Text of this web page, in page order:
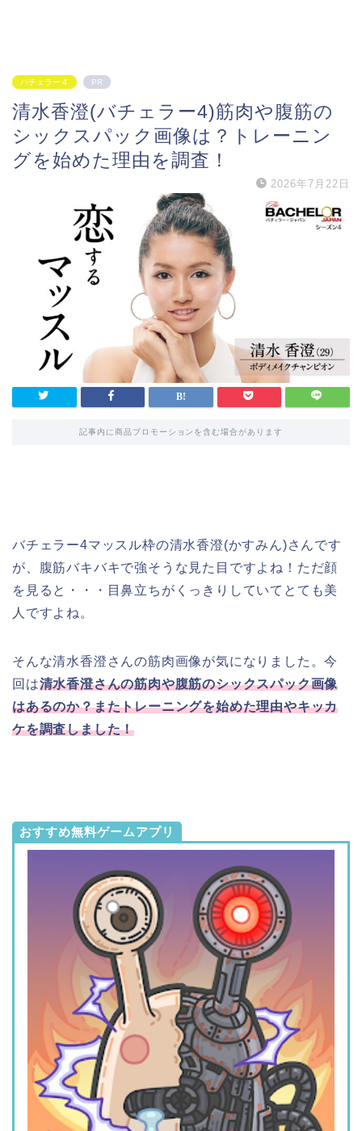
バチェラー４ PR
清水香澄(バチェラー4)筋肉や腹筋の
シックスパック画像は？トレーニン
グを始めた理由を調査！
2026年7月22日
記事内に商品プロモーションを含む場合があります
バチェラー4マッスル枠の清水香澄(かすみん)さんです
が、腹筋バキバキで強そうな見た目ですよね！ただ顔
を見ると・・・目鼻立ちがくっきりしていてとても美
人ですよね。
そんな清水香澄さんの筋肉画像が気になりました。今
回は清水香澄さんの筋肉や腹筋のシックスパック画像
はあるのか？またトレーニングを始めた理由やキッカ
ケを調査しました！
おすすめ無料ゲームアプリ